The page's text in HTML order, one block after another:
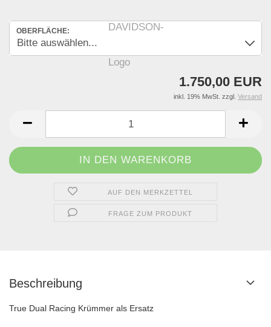
OBERFLÄCHE:
1.750,00 EUR
inkl. 19% MwSt. zzgl. Versand
AUF DEN MERKZETTEL
FRAGE ZUM PRODUKT
Beschreibung
True Dual Racing Krümmer als Ersatz